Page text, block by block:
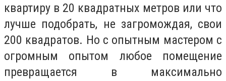
квартиру в 20 квадратных метров или что
лучше подобрать, не загромождая, свои
200 квадратов. Но с опытным мастером с
огромным опытом любое помещение
превращается в максимально